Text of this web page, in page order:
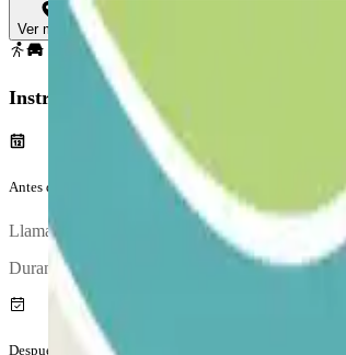
Ver mapa
Instrucciones
Antes de tu viaje
Llama al parking aproximadamente 30 minutos
Durante la llamada, una persona te confirmará
Después de tu viaje